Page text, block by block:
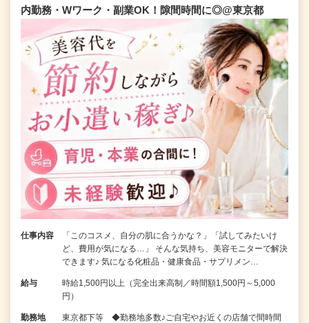
内勤務・Wワーク・副業OK！隙間時間に◎@東京都
仕事内容
「このコスメ、自分の肌に合うかな？」「試してみたいけ
ど、費用が気になる…」 そんな気持ち、美容モニターで解決
できます♪ 気になる化粧品・健康食品・サプリメン…
給与
時給1,500円以上（完全出来高制／時間額1,500円～5,000
円）
勤務地
東京都下等 ◆勤務地多数♪ご自宅やお近くの店舗で間時間